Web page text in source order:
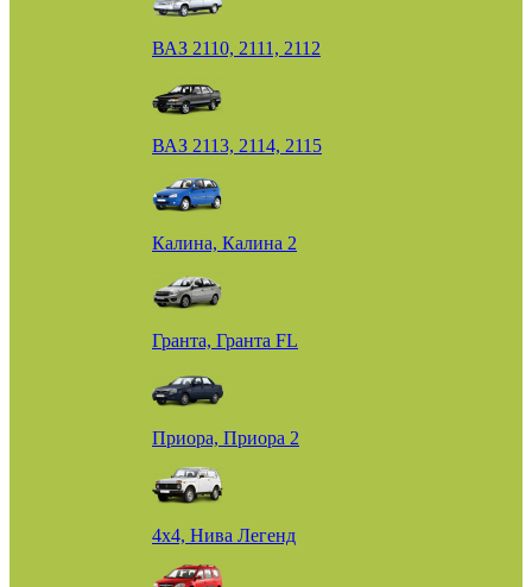
ВАЗ 2110, 2111, 2112
ВАЗ 2113, 2114, 2115
Калина, Калина 2
Гранта, Гранта FL
Приора, Приора 2
4х4, Нива Легенд